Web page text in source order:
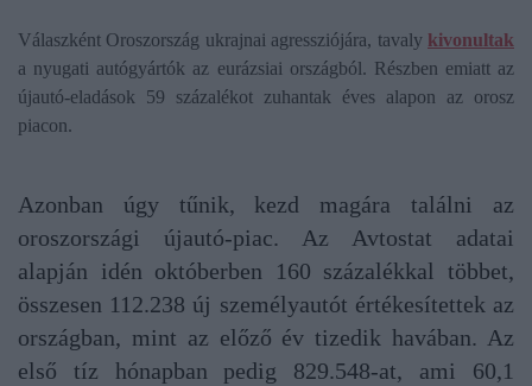
Válaszként Oroszország ukrajnai agressziójára, tavaly kivonultak
a nyugati autógyártók az eurázsiai országból. Részben emiatt az
újautó-eladások 59 százalékot zuhantak éves alapon az orosz
piacon.
Azonban úgy tűnik, kezd magára találni az
oroszországi újautó-piac. Az Avtostat adatai
alapján idén októberben 160 százalékkal többet,
összesen 112.238 új személyautót értékesítettek az
országban, mint az előző év tizedik havában. Az
első tíz hónapban pedig 829.548-at, ami 60,1